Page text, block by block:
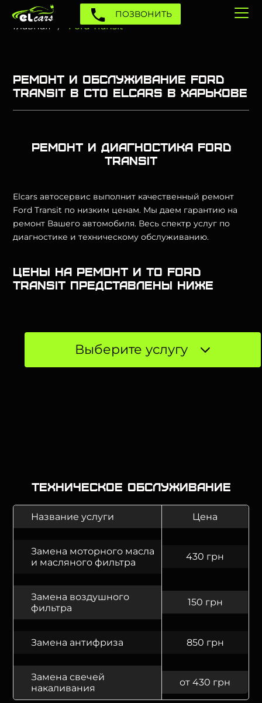
ПОЗВОНИТЬ
Главная Ford Transit
Ремонт и обслуживание Ford
Transit в СТО Elcars в Харькове
Ремонт и диагностика Ford
Transit
Elcars автосервис выполнит качественный ремонт
Ford Transit по низким ценам. Мы даем гарантию на
ремонт Вашего автомобиля. Весь спектр услуг по
диагностике и техническому обслуживанию.
Цены на ремонт и ТО Ford
Transit представлены ниже
Выберите услугу
Техническое обслуживание
Название услуги Цена
Замена моторного масла
и масляного фильтра
430 грн
Замена воздушного
фильтра
150 грн
Замена антифриза 850 грн
Замена свечей
накаливания
от 430 грн